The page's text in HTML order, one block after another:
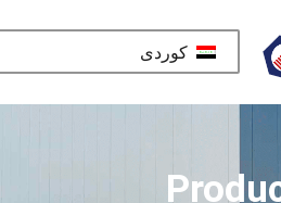
كوردی‎